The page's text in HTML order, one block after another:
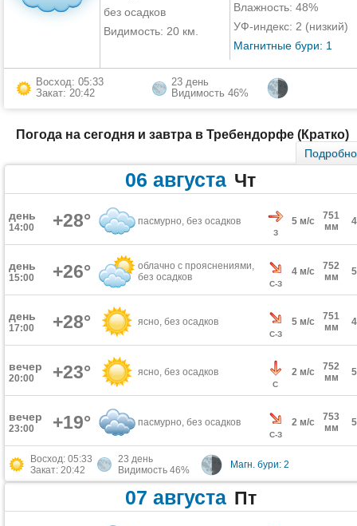
без осадков
Видимость: 20 км.
Влажность: 48%
УФ-индекс: 2 (низкий)
Магнитные бури: 1
Восход: 05:33
Закат: 20:42
23 день
Видимость 46%
Погода на сегодня и завтра в Требендорфе (Кратко)
Подробно
06 августа Чт
день
14:00 +28° пасмурно, без осадков
З
5 м/с
751
мм
день
15:00 +26°
облачно с прояснениями,
без осадков
С-З
4 м/с
752
мм
день
17:00 +28° ясно, без осадков
С-З
5 м/с
751
мм
вечер
20:00 +23° ясно, без осадков
С
2 м/с
752
мм
вечер
23:00 +19° пасмурно, без осадков
С-З
2 м/с
753
мм
Восход: 05:33
Закат: 20:42
23 день
Видимость 46%
Магн. бури: 2
07 августа Пт